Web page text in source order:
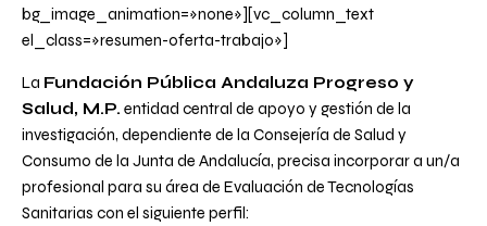
bg_image_animation=»none»][vc_column_text
el_class=»resumen-oferta-trabajo»]
La Fundación Pública Andaluza Progreso y
Salud, M.P. entidad central de apoyo y gestión de la
investigación, dependiente de la Consejería de Salud y
Consumo de la Junta de Andalucía, precisa incorporar a un/a
profesional para su área de Evaluación de Tecnologías
Sanitarias con el siguiente perfil: